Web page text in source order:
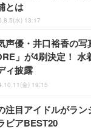
とは
水) 13:17
声優・井口裕香の
」が4刷決定！ 水
ィ披露
金) 19:15
注目アイドルがラ
ビアBEST20